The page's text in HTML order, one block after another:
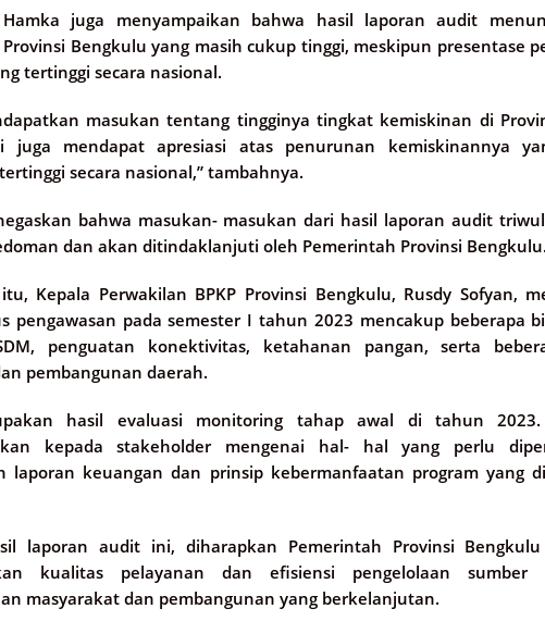
juga menyampaikan bahwa hasil laporan audit
Bengkulu yang masih cukup tinggi, meskipun presentase
tertinggi secara nasional.
masukan tentang tingginya tingkat kemiskinan di
juga mendapat apresiasi atas penurunan kemiskinannya
secara nasional,” tambahnya.
bahwa masukan- masukan dari hasil laporan audit
dan akan ditindaklanjuti oleh Pemerintah Provinsi Bengkulu.
Kepala Perwakilan BPKP Provinsi Bengkulu, Rusdy Sofyan,
pengawasan pada semester I tahun 2023 mencakup beberapa
penguatan konektivitas, ketahanan pangan, serta
pembangunan daerah.
hasil evaluasi monitoring tahap awal di tahun
kepada stakeholder mengenai hal- hal yang perlu
laporan keuangan dan prinsip kebermanfaatan program yang
laporan audit ini, diharapkan Pemerintah Provinsi
kualitas pelayanan dan efisiensi pengelolaan
masyarakat dan pembangunan yang berkelanjutan.